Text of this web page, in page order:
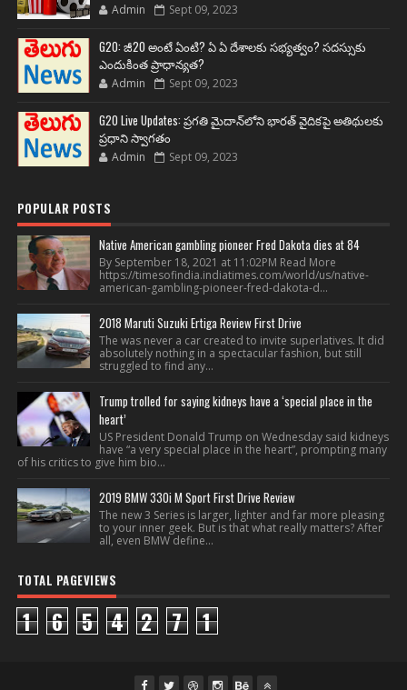
Admin Sept 09, 2023
G20: జీ20 అంటే ఏంటి? ఏ ఏ దేశాలకు సభ్యత్వం? సదస్సుకు
ఎందుకింత ప్రాధాన్యత?
Admin Sept 09, 2023
G20 Live Updates: ప్రగతి మైదాన్‌లోని భారత్ వైదికపై అతిథులకు
ప్రధాని స్వాగతం
Admin Sept 09, 2023
POPULAR POSTS
Native American gambling pioneer Fred Dakota dies at 84
By September 18, 2021 at 11:02PM Read More
https://timesofindia.indiatimes.com/world/us/native-
american-gambling-pioneer-fred-dakota-d...
2018 Maruti Suzuki Ertiga Review First Drive
The was never a car created to invite superlatives. It did
absolutely nothing in a spectacular fashion, but still
struggled to find any...
Trump trolled for saying kidneys have a ‘special place in the
heart’
US President Donald Trump on Wednesday said kidneys
have “a very special place in the heart”, prompting many
of his critics to give him bio...
2019 BMW 330i M Sport First Drive Review
The new 3 Series is larger, lighter and far more pleasing
to your inner geek. But is that what really matters? After
all, even BMW define...
TOTAL PAGEVIEWS
1 6 5 4 2 7 1